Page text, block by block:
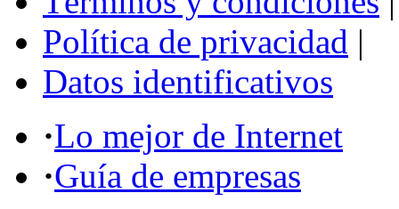
Política de privacidad |
Datos identificativos
·Lo mejor de Internet
·Guía de empresas